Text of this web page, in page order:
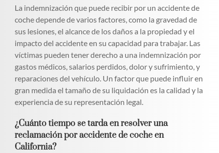
La indemnización que puede recibir por un accidente de
coche depende de varios factores, como la gravedad de
sus lesiones, el alcance de los daños a la propiedad y el
impacto del accidente en su capacidad para trabajar. Las
víctimas pueden tener derecho a una indemnización por
gastos médicos, salarios perdidos, dolor y sufrimiento, y
reparaciones del vehículo. Un factor que puede influir en
gran medida el tamaño de su liquidación es la calidad y la
experiencia de su representación legal.
¿Cuánto tiempo se tarda en resolver una
reclamación por accidente de coche en
California?